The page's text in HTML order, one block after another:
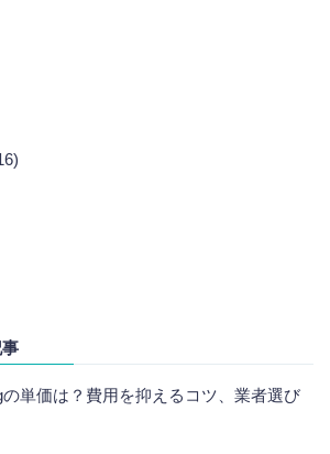
単価は？費用を抑えるコツ、業者選び